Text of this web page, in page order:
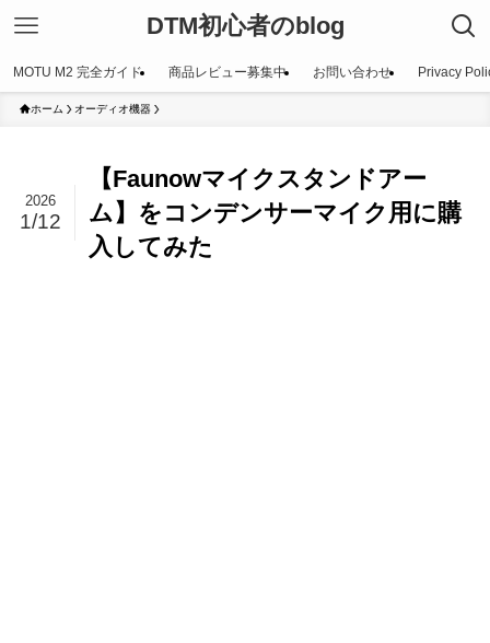
DTM初心者のblog
MOTU M2 完全ガイド 商品レビュー募集中 お問い合わせ Privacy
ホーム オーディオ機器
【Faunowマイクスタンドアー
ム】をコンデンサーマイク用に購
入してみた
2026
1/12